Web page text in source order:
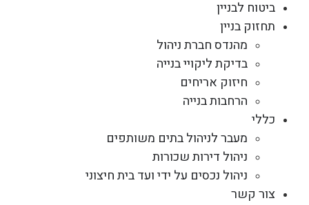
ביטוח לבניין
תחזוק בניין
מהנדס חברת ניהול
בדיקת ליקויי בנייה
חיזוק אריחים
הרחבות בנייה
כללי
מעבר לניהול בתים משותפים
ניהול דירות שכורות
ניהול נכסים על ידי ועד בית חיצוני
צור קשר